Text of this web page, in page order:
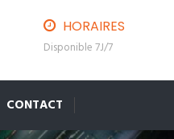
HORAIRES
Disponible 7J/7
CONTACT